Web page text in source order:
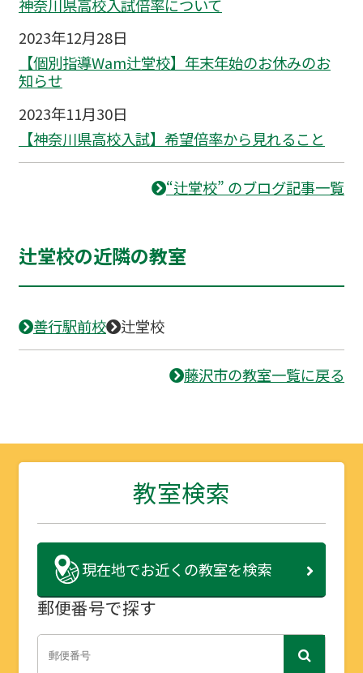
神奈川県高校入試倍率について
2023年12月28日
【個別指導Wam辻堂校】年末年始のお休みのお
知らせ
2023年11月30日
【神奈川県高校入試】希望倍率から見れること
“辻堂校” のブログ記事一覧
辻堂校の近隣の教室
善行駅前校 辻堂校
藤沢市の教室一覧に戻る
教室検索
現在地でお近くの教室を検索
郵便番号で探す